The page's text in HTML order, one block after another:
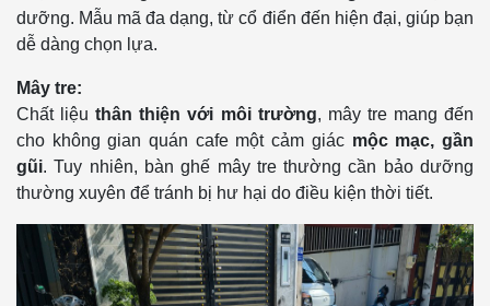
dưỡng. Mẫu mã đa dạng, từ cổ điển đến hiện đại, giúp bạn
dễ dàng chọn lựa.
Mây tre:
Chất liệuthân thiện với môi trường, mây tre mang đến
cho không gian quán cafe một cảm giác mộc mạc, gần
gũi. Tuy nhiên, bàn ghế mây tre thường cần bảo dưỡng
thường xuyên để tránh bị hư hại do điều kiện thời tiết.